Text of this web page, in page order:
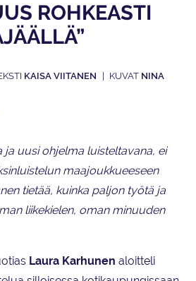
ROHKEASTI
KAISA VIITANEN
NINA
ja uusi ohjelma luisteltavana, ei
maajoukkueeseen
tietää, kuinka paljon työtä ja
liikekielen, oman minuuden
Laura Karhunen aloitteli